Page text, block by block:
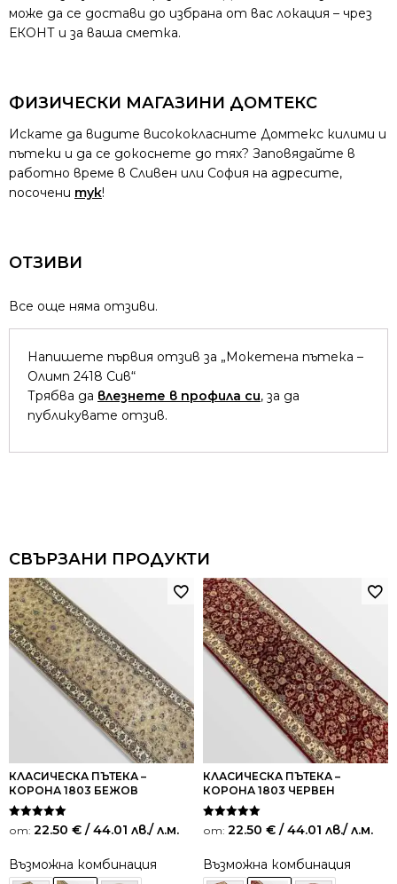
може да се достави до избрана от вас локация – чрез
ЕКОНТ и за ваша сметка.
ФИЗИЧЕСКИ МАГАЗИНИ ДОМТЕКС
Искате да видите висококласните Домтекс килими и
пътеки и да се докоснете до тях? Заповядайте в
работно време в Сливен или София на адресите,
посочени тук!
ОТЗИВИ
Все още няма отзиви.
Напишете първия отзив за „Мокетена пътека –
Олимп 2418 Сив“
Трябва да влезнете в профила си, за да
публикувате отзив.
СВЪРЗАНИ ПРОДУКТИ
КЛАСИЧЕСКА ПЪТЕКА –
КОРОНА 1803 БЕЖОВ
Оценено на
5.00
от: 22.50 € / 44.01 лв./ л.м.
Възможна комбинация
КЛАСИЧЕСКА ПЪТЕКА –
КОРОНА 1803 ЧЕРВЕН
Оценено на
5.00
от: 22.50 € / 44.01 лв./ л.м.
Възможна комбинация